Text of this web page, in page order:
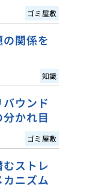
ゴミ屋敷
関係を
知識
ウンド
かれ目
ゴミ屋敷
ストレ
ニズム